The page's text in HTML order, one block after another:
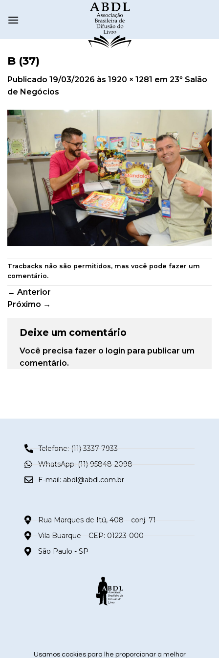
B (37)
Publicado 19/03/2026 às 1920 × 1281 em 23º Salão
de Negócios
Tracbacks não são permitidos, mas você pode fazer um
comentário.
← Anterior
Próximo →
Deixe um comentário
Você precisa fazer o login para publicar um
comentário.
Telefone: (11) 3337-7933
WhatsApp: (11) 95848-2098
E-mail: abdl@abdl.com.br
Rua Marques de Itú, 408 – conj. 71
Vila Buarque – CEP: 01223-000
São Paulo - SP
siga nas redes sociais
Usamos cookies para lhe proporcionar a melhor